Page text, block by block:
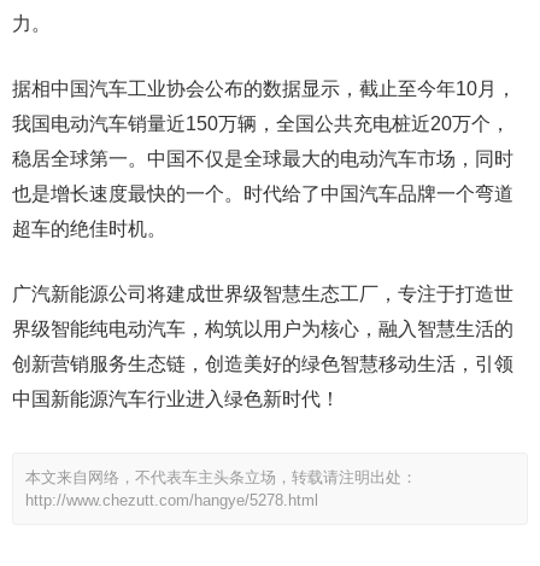
力。
据相中国汽车工业协会公布的数据显示，截止至今年10月，
我国电动汽车销量近150万辆，全国公共充电桩近20万个，
稳居全球第一。中国不仅是全球最大的电动汽车市场，同时
也是增长速度最快的一个。时代给了中国汽车品牌一个弯道
超车的绝佳时机。
广汽新能源公司将建成世界级智慧生态工厂，专注于打造世
界级智能纯电动汽车，构筑以用户为核心，融入智慧生活的
创新营销服务生态链，创造美好的绿色智慧移动生活，引领
中国新能源汽车行业进入绿色新时代！
本文来自网络，不代表车主头条立场，转载请注明出处：
http://www.chezutt.com/hangye/5278.html